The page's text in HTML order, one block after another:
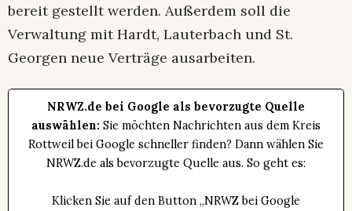
bereit gestellt werden. Außerdem soll die
Verwaltung mit Hardt, Lauterbach und St.
Georgen neue Verträge ausarbeiten.
NRWZ.de bei Google als bevorzugte Quelle
auswählen: Sie möchten Nachrichten aus dem Kreis
Rottweil bei Google schneller finden? Dann wählen Sie
NRWZ.de als bevorzugte Quelle aus. So geht es:
Klicken Sie auf den Button „NRWZ bei Google